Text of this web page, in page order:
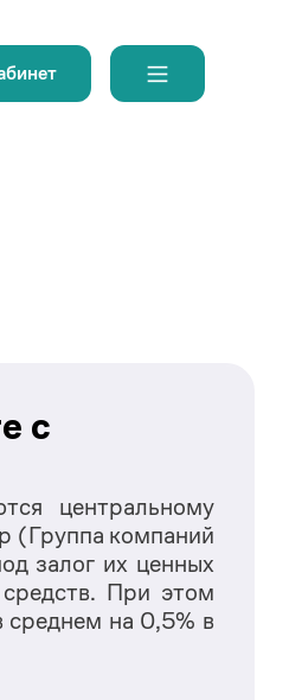
с
центральному
(Группа компаний
залог их ценных
При этом
среднем на 0,5% в